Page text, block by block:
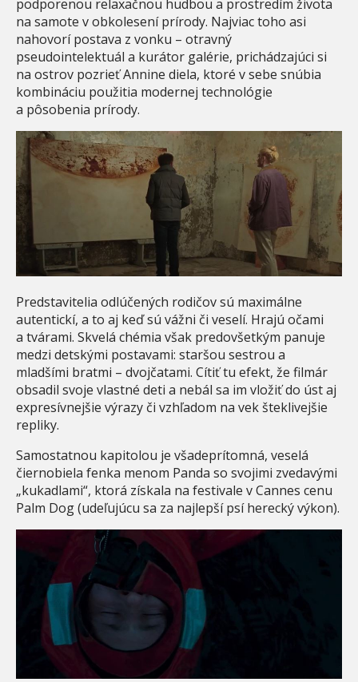
podporenou relaxačnou hudbou a prostredím života
na samote v obkolesení prírody. Najviac toho asi
nahovorí postava z vonku – otravný
pseudointelektuál a kurátor galérie, prichádzajúci si
na ostrov pozrieť Annine diela, ktoré v sebe snúbia
kombináciu použitia modernej technológie
a pôsobenia prírody.
Predstavitelia odlúčených rodičov sú maximálne
autentickí, a to aj keď sú vážni či veselí. Hrajú očami
a tvárami. Skvelá chémia však predovšetkým panuje
medzi detskými postavami: staršou sestrou a
mladšími bratmi – dvojčatami. Cítiť tu efekt, že filmár
obsadil svoje vlastné deti a nebál sa im vložiť do úst aj
expresívnejšie výrazy či vzhľadom na vek šteklivejšie
repliky.
Samostatnou kapitolou je všadeprítomná, veselá
čiernobiela fenka menom Panda so svojimi zvedavými
„kukadlami“, ktorá získala na festivale v Cannes cenu
Palm Dog (udeľujúcu sa za najlepší psí herecký výkon).